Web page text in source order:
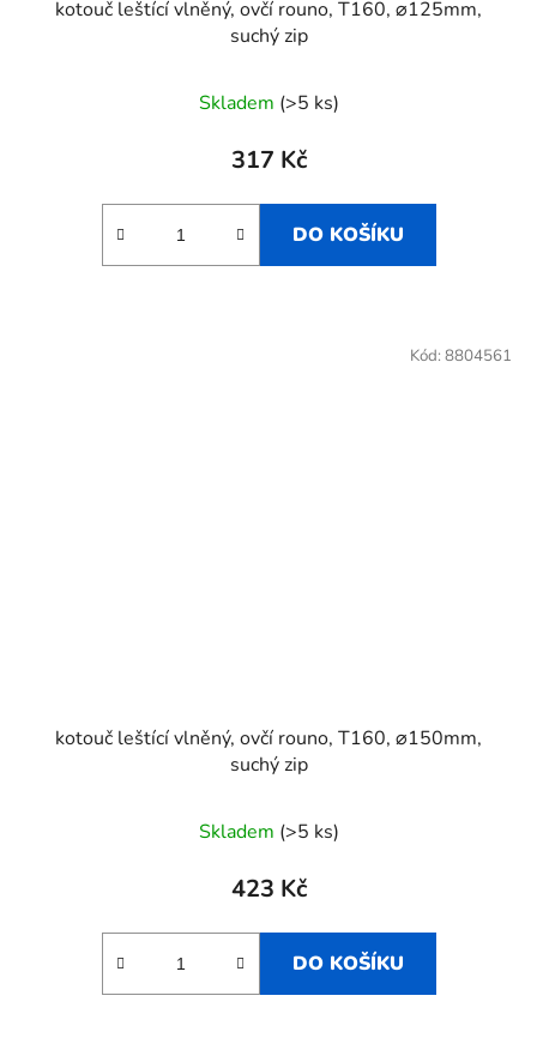
kotouč leštící vlněný, ovčí rouno, T160, ⌀125mm,
suchý zip
Skladem (>5 ks)
317 Kč
DO KOŠÍKU
kotouč leštící vlněný, ovčí rouno, T160, ⌀150mm,
suchý zip
Skladem (>5 ks)
423 Kč
DO KOŠÍKU
Kód: 8804561